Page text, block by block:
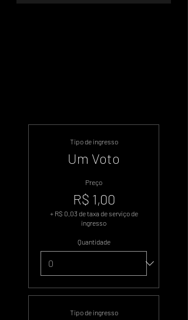
Tipo de ingresso
Um Voto
Preço
R$ 1,00
+ R$ 0,03 de taxa de serviço de
ingresso
Quantidade
Tipo de ingresso